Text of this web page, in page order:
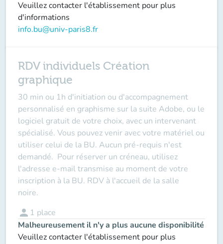
Veuillez contacter l'établissement pour plus
d'informations
info.bu@univ-paris8.fr
RDV individuels Création
graphique
30 min ou 1h d'initiation ou d'accompagnement
personnalisé en graphisme sur la suite Adobe, ou le
logiciel gratuit de votre choix, avec un intervenant
spécialisé. Vous pouvez venir avec votre matériel ou
utiliser celui de la BU. Aucun pré-requis n'est
demandé. Pour réserver un créneau, utilisez
l'adresse e-mail transmise au moment de votre
inscription à la BU. RDV à l'accueil de la salle
noire.
person 1 place
Malheureusement il n'y a plus aucune disponibilité
Veuillez contacter l'établissement pour plus